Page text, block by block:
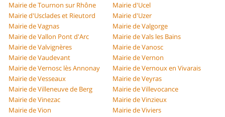
Mairie de Tournon sur Rhône
Mairie d'Ucel
Mairie d'Usclades et Rieutord
Mairie d'Uzer
Mairie de Vagnas
Mairie de Valgorge
Mairie de Vallon Pont d'Arc
Mairie de Vals les Bains
Mairie de Valvignères
Mairie de Vanosc
Mairie de Vaudevant
Mairie de Vernon
Mairie de Vernosc lès Annonay
Mairie de Vernoux en Vivarais
Mairie de Vesseaux
Mairie de Veyras
Mairie de Villeneuve de Berg
Mairie de Villevocance
Mairie de Vinezac
Mairie de Vinzieux
Mairie de Vion
Mairie de Viviers